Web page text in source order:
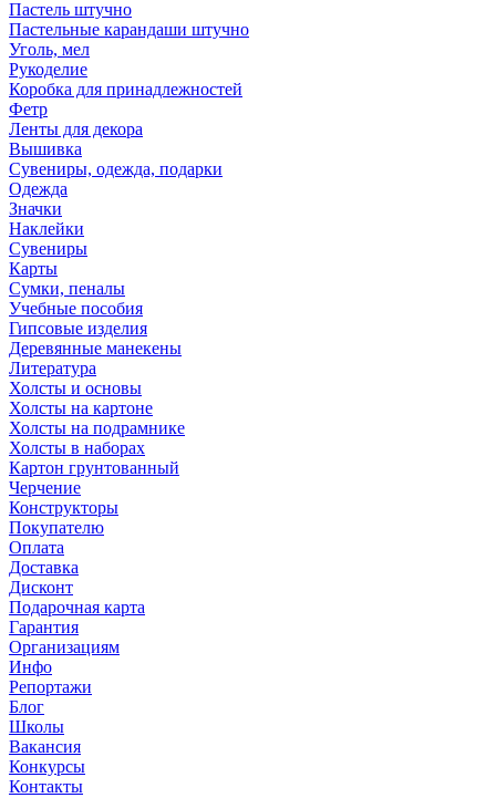
Пастель штучно
Пастельные карандаши штучно
Уголь, мел
Рукоделие
Коробка для принадлежностей
Фетр
Ленты для декора
Вышивка
Сувениры, одежда, подарки
Одежда
Значки
Наклейки
Сувениры
Карты
Сумки, пеналы
Учебные пособия
Гипсовые изделия
Деревянные манекены
Литература
Холсты и основы
Холсты на картоне
Холсты на подрамнике
Холсты в наборах
Картон грунтованный
Черчение
Конструкторы
Покупателю
Оплата
Доставка
Дисконт
Подарочная карта
Гарантия
Организациям
Инфо
Репортажи
Блог
Школы
Вакансия
Конкурсы
Контакты